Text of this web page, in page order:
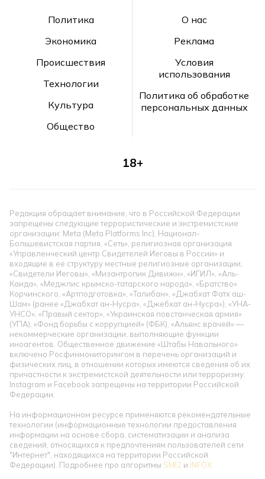
Политика
Экономика
Происшествия
Технологии
Культура
Общество
О нас
Реклама
Условия
использования
Политика об обработке
персональных данных
18+
Редакция обращает внимание, что в Российской Федерации
запрещены следующие террористические и экстремистские
организации: Meta (Meta Platforms Inc), Национал-
Большевистская партия, «Сеть», религиозная организация
«Управленческий центр Свидетелей Иеговы в России» и
входящие в ее структуру местные религиозные организации,
«Свидетели Иеговы», «Мизантропик Дивижн», «ИГИЛ», «Аль-
Каида», «Меджлис крымско-татарского народа», «Братство»
Корчинского, «Артподготовка», «Талибан», «Джабхат Фатх аш-
Шам» (ранее «Джабхат ан-Нусра», «Джебхат ан-Нусра»), «УНА-
УНСО», «Правый сектор», «Украинская повстанческая армия»
(УПА). «Фонд борьбы с коррупцией» (ФБК), «Альянс врачей» —
некоммерческие организации, выполняющие функции
иноагентов. Общественное движение «Штабы Навального»
включено Росфинмониторингом в перечень организаций и
физических лиц, в отношении которых имеются сведения об их
причастности к экстремистской деятельности или терроризму.
Instagram и Facebook запрещены на территории Российской
Федерации.
На информационном ресурсе применяются рекомендательные
технологии (информационные технологии предоставления
информации на основе сбора, систематизации и анализа
сведений, относящихся к предпочтениям пользователей сети
"Интернет", находящихся на территории Российской
Федерации). Подробнее про алгоритмы SMI2 и INFOX